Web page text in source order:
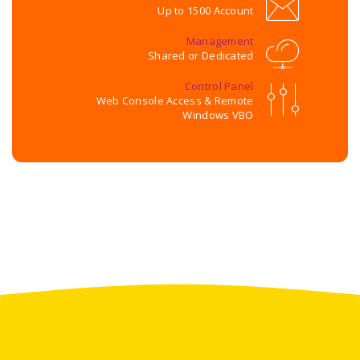
Up to 1500 Account
Management
Shared or Dedicated
Control Panel
Web Console Access & Remote
Windows VBO